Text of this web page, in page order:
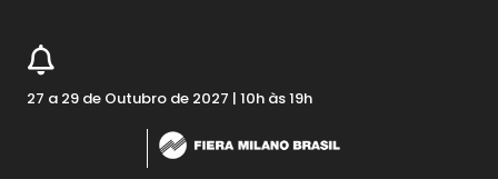
27 a 29 de Outubro de 2027 | 10h às 19h